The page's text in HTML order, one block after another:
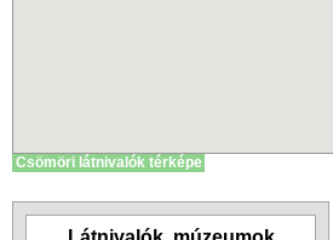
Csömöri látnivalók térképe